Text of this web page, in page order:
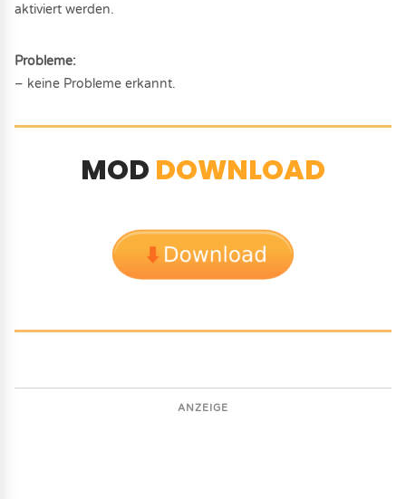
aktiviert werden.
Probleme:
– keine Probleme erkannt.
MOD DOWNLOAD
ANZEIGE